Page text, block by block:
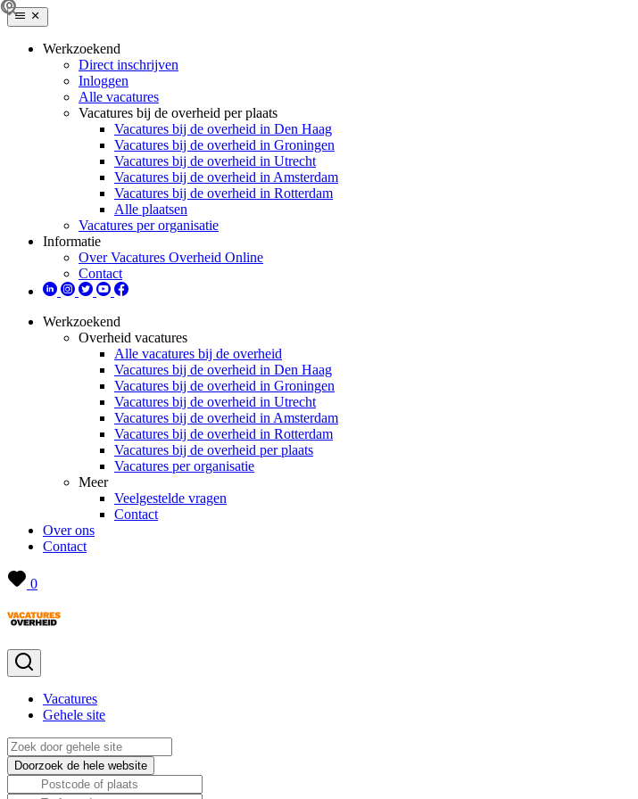
Werkzoekend
Direct inschrijven
Inloggen
Alle vacatures
Vacatures bij de overheid per plaats
Vacatures bij de overheid in Den Haag
Vacatures bij de overheid in Groningen
Vacatures bij de overheid in Utrecht
Vacatures bij de overheid in Amsterdam
Vacatures bij de overheid in Rotterdam
Alle plaatsen
Vacatures per organisatie
Informatie
Over Vacatures Overheid Online
Contact
Werkzoekend
Overheid vacatures
Alle vacatures bij de overheid
Vacatures bij de overheid in Den Haag
Vacatures bij de overheid in Groningen
Vacatures bij de overheid in Utrecht
Vacatures bij de overheid in Amsterdam
Vacatures bij de overheid in Rotterdam
Vacatures bij de overheid per plaats
Vacatures per organisatie
Meer
Veelgestelde vragen
Contact
Over ons
Contact
0
Vacatures
Gehele site